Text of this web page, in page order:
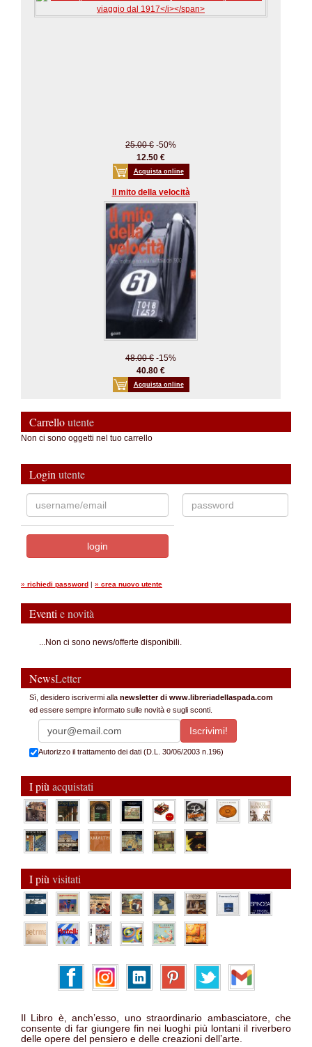
25.00 € -50%
12.50 €
Acquista online
Il mito della velocità
48.00 € -15%
40.80 €
Acquista online
Carrelloutente
Non ci sono oggetti nel tuo carrello
Login utente
» richiedi password | » crea nuovo utente
Eventi e novità
...Non ci sono news/offerte disponibili.
NewsLetter
Sì, desidero iscrivermi alla newsletter di www.libreriadellaspada.com
ed essere sempre informato sulle novità e sugli sconti.
Autorizzo il trattamento dei dati (D.L. 30/06/2003 n.196)
I più acquistati
I più visitati
Il Libro è, anch’esso, uno straordinario ambasciatore, che
consente di far giungere fin nei luoghi più lontani il riverbero
delle opere del pensiero e delle creazioni dell’arte.